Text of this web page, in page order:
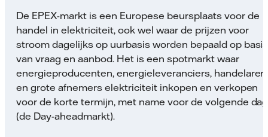
De EPEX-markt is een Europese beursplaats voor de
handel in elektriciteit, ook wel waar de prijzen voor
stroom dagelijks op uurbasis worden bepaald op basis
van vraag en aanbod. Het is een spotmarkt waar
energieproducenten, energieleveranciers, handelaren
en grote afnemers elektriciteit inkopen en verkopen
voor de korte termijn, met name voor de volgende dag
(de Day-aheadmarkt).